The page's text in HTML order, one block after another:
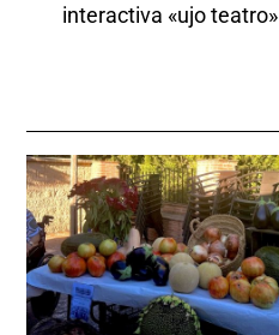
interactiva «ujo teatro»